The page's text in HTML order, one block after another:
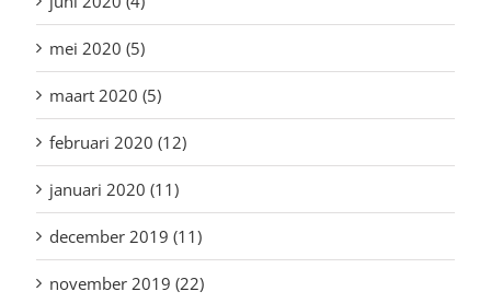
mei 2020 (5)
maart 2020 (5)
februari 2020 (12)
januari 2020 (11)
december 2019 (11)
november 2019 (22)